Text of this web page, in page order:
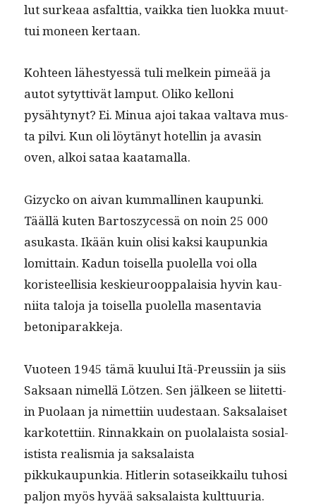
lut surkeaa asfalt­tia, vaik­ka tien luok­ka muut­
tui mon­een kertaan.
Kohteen läh­estyessä tuli melkein pimeää ja
autot sytyt­tivät lam­put. Oliko kel­loni
pysähtynyt? Ei. Min­ua ajoi takaa val­ta­va mus­
ta pil­vi. Kun oli löytänyt hotellin ja avasin
oven, alkoi sataa kaatamalla.
Gizy­cko on aivan kum­malli­nen kaupun­ki.
Tääl­lä kuten Bar­toszycessä on noin 25 000
asukas­ta. Ikään kuin olisi kak­si kaupunkia
lomit­tain. Kadun toisel­la puolel­la voi olla
koris­teel­lisia keskieu­roop­palaisia hyvin kau­
ni­ita talo­ja ja toisel­la puolel­la masen­tavia
betoniparakkeja.
Vuo­teen 1945 tämä kuu­lui Itä-Preussi­in ja siis
Sak­saan nimel­lä Lötzen. Sen jäl­keen se liitet­ti­
in Puo­laan ja nimet­ti­in uud­estaan. Sak­salaiset
karkotet­ti­in. Rin­nakkain on puo­lalaista sosial­
is­tista real­is­mia ja sak­salaista
pikkukaupunkia. Hit­lerin sota­seikkailu tuhosi
paljon myös hyvää sak­salaista kulttuuria.